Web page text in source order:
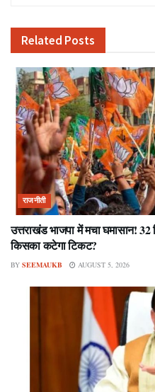
Related Posts
राजनीती
उत्तराखंड भाजपा में मचा घमासान! 32
किसका कटेगा टिकट?
BY SEEMAUKB AUGUST 5, 2026